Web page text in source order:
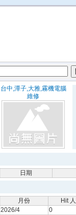
台中,潭子,大雅,霧機電腦
維修
日期
月份
Hit
2026/4
0